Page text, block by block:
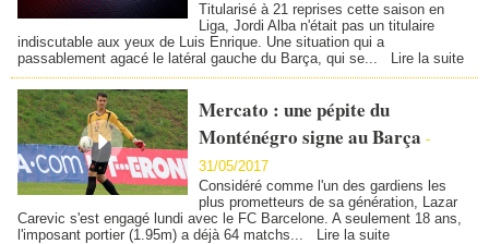
Titularisé à 21 reprises cette saison en
Liga, Jordi Alba n'était pas un titulaire
indiscutable aux yeux de Luis Enrique. Une situation qui a
passablement agacé le latéral gauche du Barça, qui se...
Lire la suite
Mercato : une pépite du
Monténégro signe au Barça -
31/05/2017
Considéré comme l'un des gardiens les
plus prometteurs de sa génération, Lazar
Carevic s'est engagé lundi avec le FC Barcelone. A seulement 18 ans,
l'imposant portier (1.95m) a déjà 64 matchs...
Lire la suite